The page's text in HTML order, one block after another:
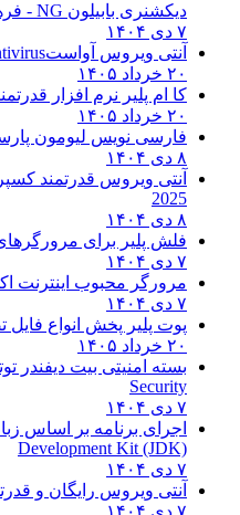
دیکشنری بابیلون NG - فرهنگ لغت کامپیوتر
۷ دی ۱۴۰۴
آنتی ویروس آواست
۲۰ خرداد ۱۴۰۵
کا ام پلیر نرم افزار
۲۰ خرداد ۱۴۰۵
فارسی نویس لیومون
۸ دی ۱۴۰۴
آنتی ویروس قدرتمند
2025
۸ دی ۱۴۰۴
فلش پلیر برای
۷ دی ۱۴۰۴
مرورگر محبوب اینترنت
۷ دی ۱۴۰۴
پوت پلیر پخش انواع
۲۰ خرداد ۱۴۰۵
بسته امنیتی بیت دیفندر
Security
۷ دی ۱۴۰۴
اجرای برنامه بر اساس
Development Kit (JDK)
۷ دی ۱۴۰۴
آنتی ویروس رایگان و